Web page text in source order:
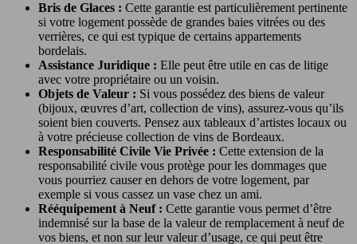
Bris de Glaces : Cette garantie est particulièrement pertinente
si votre logement possède de grandes baies vitrées ou des
verrières, ce qui est typique de certains appartements
bordelais.
Assistance Juridique : Elle peut être utile en cas de litige
avec votre propriétaire ou un voisin.
Objets de Valeur : Si vous possédez des biens de valeur
(bijoux, œuvres d’art, collection de vins), assurez-vous qu’ils
soient bien couverts. Pensez aux tableaux d’artistes locaux ou
à votre précieuse collection de vins de Bordeaux.
Responsabilité Civile Vie Privée : Cette extension de la
responsabilité civile vous protège pour les dommages que
vous pourriez causer en dehors de votre logement, par
exemple si vous cassez un vase chez un ami.
Rééquipement à Neuf : Cette garantie vous permet d’être
indemnisé sur la base de la valeur de remplacement à neuf de
vos biens, et non sur leur valeur d’usage, ce qui peut être